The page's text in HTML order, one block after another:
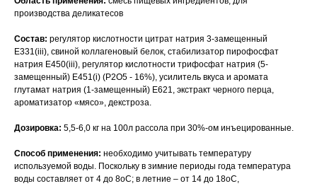
производства деликатесов
Состав: регулятор кислотности цитрат натрия 3-замещенный
Е331(iii), свиной коллагеновый белок, стабилизатор пирофосфат
натрия Е450(iii), регулятор кислотности трифосфат натрия (5-
замещенный) Е451(i) (Р2О5 - 16%), усилитель вкуса и аромата
глутамат натрия (1-замещенный) Е621, экстракт черного перца,
ароматизатор «мясо», декстроза.
Дозировка: 5,5-6,0 кг на 100л рассола при 30%-ом инъецированные.
Способ применения: необходимо учитывать температуру
используемой воды. Поскольку в зимние периоды года температура
воды составляет от 4 до 8оС; в летние – от 14 до 18оС,